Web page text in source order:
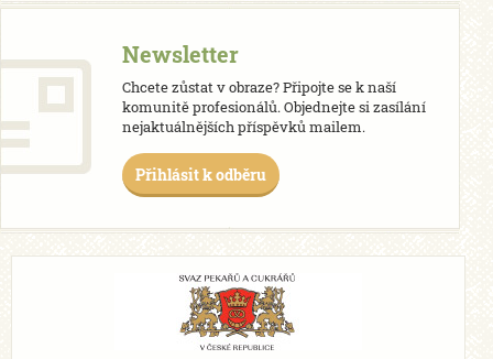
Newsletter
Chcete zůstat v obraze? Připojte se k naší
komunitě profesionálů. Objednejte si zasílání
nejaktuálnějších příspěvků mailem.
Přihlásit k odběru